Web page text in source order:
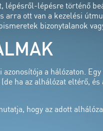
lépésről-lépésre történő
arra ott van a kezelési
bizonytalanok
azonosítója a hálózaton.
ha az alhálózat eltérő,
hogy az adott